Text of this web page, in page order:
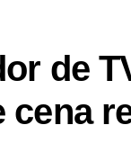
de
cena